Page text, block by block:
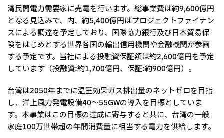
2026.8.4 適時開示
従業員向け株式報酬制度の継続
2026.8.4 リリース
令和8年熊本地震被害に対する支援について
2026.8.4 適時開示
2027年3月期第1四半期決算
「三井物産の森」LEAPアプローチ
TCFDに基づく情報開示
サステナビリティレポー
統合報告書
IRサポート
決算短信・決算情報 統合報告書
グループ会社採用情報
トップ
日本
三井物産株式会社（本店）
米国三井物産株式会社
カナダ三井物産株式会社
Social Media
InstagramTwitter FacebookLinkedInYoutube
湾民間電力需要家に売電を行います。総事業費は約9,600億円
となる見込みで、内、約5,400億円はプロジェクトファイナン
スによる調達を予定しており、国際協力銀行及び日本貿易保
険をはじめとする世界各国の輸出信用機関や金融機関が参画
する予定です。当社による投融資保証額は約2,600億円を予定
しています（投融資:約1,700億円、保証:約900億円）。
台湾は2050年までに温室効果ガス排出量のネットゼロを目指
し、洋上風力発電設備40～55GWの導入を目標としていま
す。本事業はこの目標の達成に寄与すると共に、台湾の一般
家庭100万世帯超の年間消費量に相当する電力を供給します。